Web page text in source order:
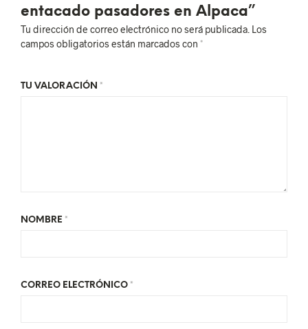
entacado pasadores en Alpaca”
Tu dirección de correo electrónico no será publicada. Los
campos obligatorios están marcados con *
TU VALORACIÓN *
NOMBRE *
CORREO ELECTRÓNICO *